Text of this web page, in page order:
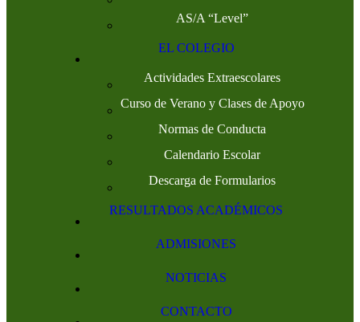
AS/A “Level”
EL COLEGIO
Actividades Extraescolares
Curso de Verano y Clases de Apoyo
Normas de Conducta
Calendario Escolar
Descarga de Formularios
RESULTADOS ACADÉMICOS
ADMISIONES
NOTICIAS
CONTACTO